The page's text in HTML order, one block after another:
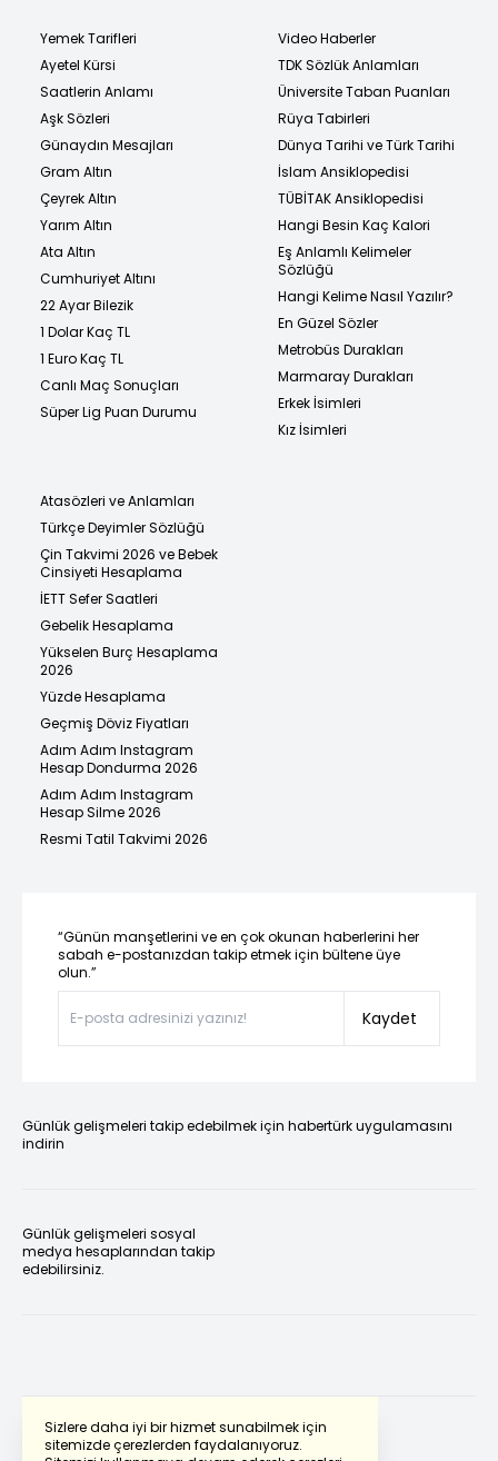
Sizlere daha iyi bir hizmet sunabilmek için
sitemizde çerezlerden faydalanıyoruz.
Yemek Tarifleri
Ayetel Kürsi
Saatlerin Anlamı
Aşk Sözleri
Günaydın Mesajları
Gram Altın
Çeyrek Altın
Yarım Altın
Ata Altın
Cumhuriyet Altını
22 Ayar Bilezik
1 Dolar Kaç TL
1 Euro Kaç TL
Canlı Maç Sonuçları
Süper Lig Puan Durumu
Video Haberler
TDK Sözlük Anlamları
Üniversite Taban Puanları
Rüya Tabirleri
Dünya Tarihi ve Türk Tarihi
İslam Ansiklopedisi
TÜBİTAK Ansiklopedisi
Hangi Besin Kaç Kalori
Eş Anlamlı Kelimeler
Sözlüğü
Hangi Kelime Nasıl Yazılır?
En Güzel Sözler
Metrobüs Durakları
Marmaray Durakları
Erkek İsimleri
Kız İsimleri
Atasözleri ve Anlamları
Türkçe Deyimler Sözlüğü
Çin Takvimi 2026 ve Bebek
Cinsiyeti Hesaplama
İETT Sefer Saatleri
Gebelik Hesaplama
Yükselen Burç Hesaplama
2026
Yüzde Hesaplama
Geçmiş Döviz Fiyatları
Adım Adım Instagram
Hesap Dondurma 2026
Adım Adım Instagram
Hesap Silme 2026
Resmi Tatil Takvimi 2026
“Günün manşetlerini ve en çok okunan haberlerini her
sabah e-postanızdan takip etmek için bültene üye
olun.”
Kaydet
Günlük gelişmeleri takip edebilmek için habertürk uygulamasını
indirin
Günlük gelişmeleri sosyal
medya hesaplarından takip
edebilirsiniz.